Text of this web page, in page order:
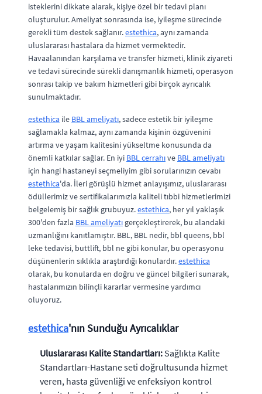
isteklerini dikkate alarak, kişiye özel bir tedavi planı
oluşturulur. Ameliyat sonrasında ise, iyileşme sürecinde
gerekli tüm destek sağlanır.estethica, aynı zamanda
uluslararası hastalara da hizmet vermektedir.
Havaalanından karşılama ve transfer hizmeti, klinik ziyareti
ve tedavi sürecinde sürekli danışmanlık hizmeti, operasyon
sonrası takip ve bakım hizmetleri gibi birçok ayrıcalık
sunulmaktadır.
estethica ile BBL ameliyatı, sadece estetik bir iyileşme
sağlamakla kalmaz, aynı zamanda kişinin özgüvenini
artırma ve yaşam kalitesini yükseltme konusunda da
önemli katkılar sağlar. En iyi BBL cerrahıve BBL ameliyatı
için hangi hastaneyi seçmeliyim gibi sorularınızın cevabı
estethica'da. İleri görüşlü hizmet anlayışımız, uluslararası
ödüllerimiz ve sertifikalarımızla kaliteli tıbbi hizmetlerimizi
belgelemiş bir sağlık grubuyuz.estethica, her yıl yaklaşık
300'den fazla BBL ameliyatı gerçekleştirerek, bu alandaki
uzmanlığını kanıtlamıştır. BBL, BBL nedir, bbl queens, bbl
leke tedavisi, buttlift, bbl ne gibi konular, bu operasyonu
düşünenlerin sıklıkla araştırdığı konulardır.estethica
olarak, bu konularda en doğru ve güncel bilgileri sunarak,
hastalarımızın bilinçli kararlar vermesine yardımcı
oluyoruz.
estethica'nın Sunduğu Ayrıcalıklar
Uluslararası Kalite Standartları: Sağlıkta Kalite
Standartları-Hastane seti doğrultusunda hizmet
veren, hasta güvenliği ve enfeksiyon kontrol